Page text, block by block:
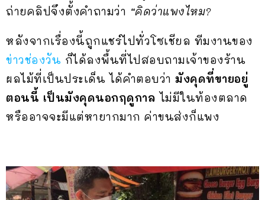
ถ่ายคลิปจึงตั้งคำถามว่า “คิดว่าแพงไหม?
หลังจากเรื่องนี้ถูกแชร์ไปทั่วโซเชียล ทีมงานของ
ข่าวช่องวัน ก็ได้ลงพื้นที่ไปสอบถามเจ้าของร้าน
ผลไม้ที่เป็นประเด็น ได้คำตอบว่า มังคุดที่ขายอยู่
ตอนนี้ เป็นมังคุดนอกฤดูกาล ไม่มีในท้องตลาด
หรืออาจจะมีแต่หายากมาก ค่าขนส่งก็แพง